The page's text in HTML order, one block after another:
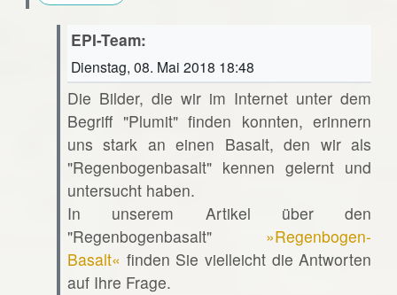
EPI-Team:
Dienstag, 08. Mai 2018 18:48
Die Bilder, die wir im Internet unter dem
Begriff "Plumit" finden konnten, erinnern
uns stark an einen Basalt, den wir als
"Regenbogenbasalt" kennen gelernt und
untersucht haben.
In unserem Artikel über den
"Regenbogenbasalt" »Regenbogen-
Basalt« finden Sie vielleicht die Antworten
auf Ihre Frage.